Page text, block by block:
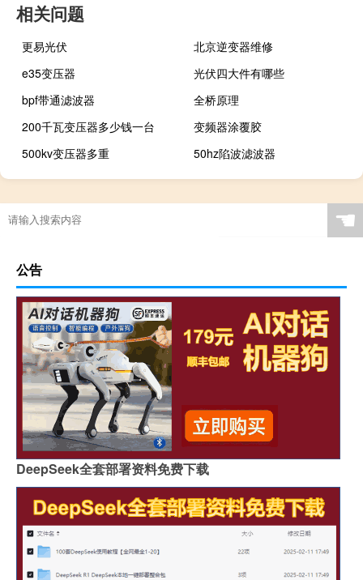
相关问题
更易光伏
北京逆变器维修
e35变压器
光伏四大件有哪些
bpf带通滤波器
全桥原理
200千瓦变压器多少钱一台
变频器涂覆胶
500kv变压器多重
50hz陷波滤波器
☚
公告
DeepSeek全套部署资料免费下载